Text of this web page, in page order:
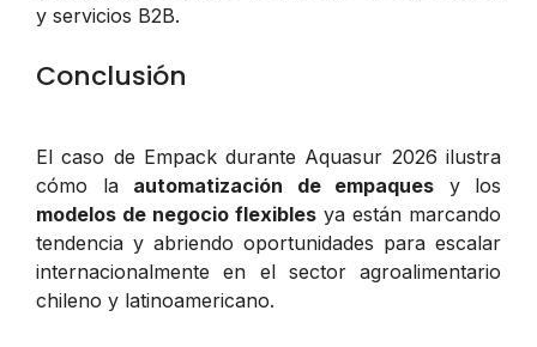
y servicios B2B.
Conclusión
El caso de Empack durante Aquasur 2026 ilustra
cómo la automatización de empaques y los
modelos de negocio flexibles ya están marcando
tendencia y abriendo oportunidades para escalar
internacionalmente en el sector agroalimentario
chileno y latinoamericano.